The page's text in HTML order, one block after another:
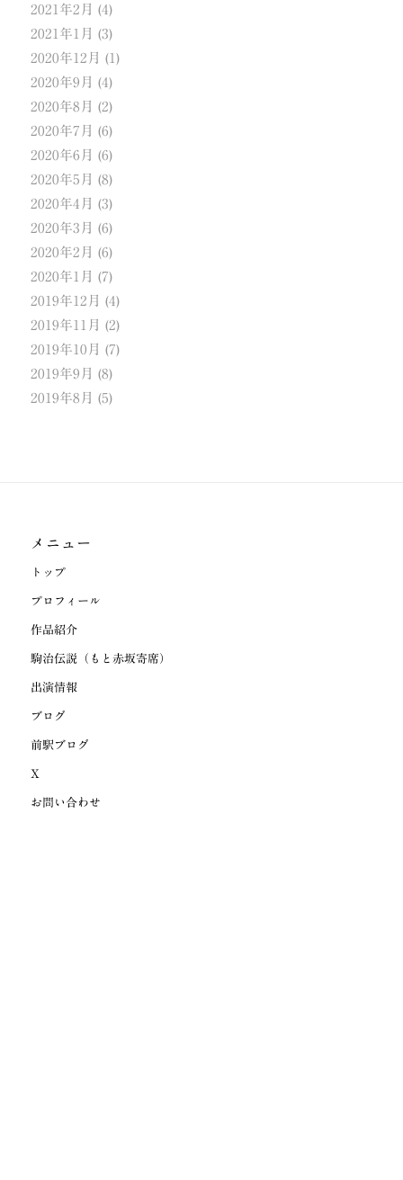
2021年2月 (4)
2021年1月 (3)
2020年12月 (1)
2020年9月 (4)
2020年8月 (2)
2020年7月 (6)
2020年6月 (6)
2020年5月 (8)
2020年4月 (3)
2020年3月 (6)
2020年2月 (6)
2020年1月 (7)
2019年12月 (4)
2019年11月 (2)
2019年10月 (7)
2019年9月 (8)
2019年8月 (5)
メニュー
トップ
プロフィール
作品紹介
駒治伝説（もと赤坂寄席）
出演情報
ブログ
前駅ブログ
X
お問い合わせ